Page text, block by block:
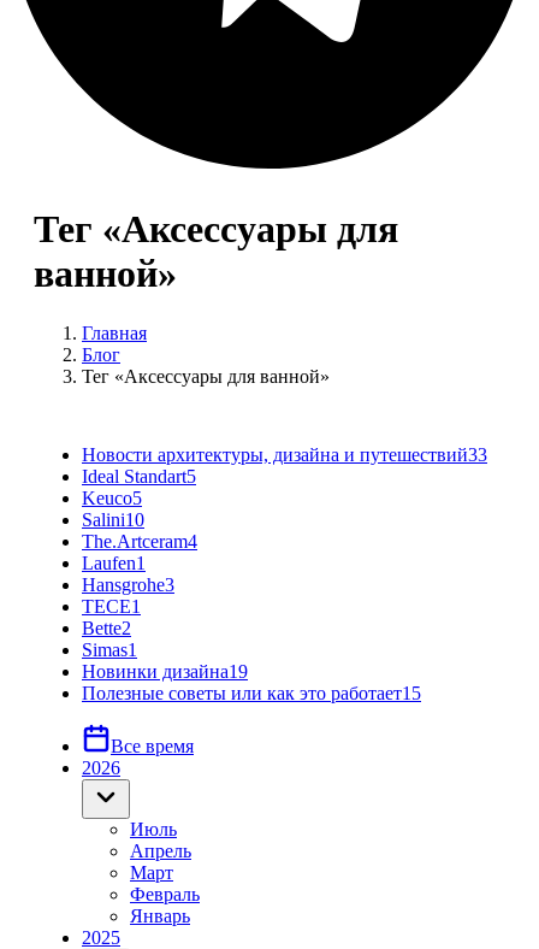
Тег «Аксессуары для
ванной»
Главная
Блог
Тег «Аксессуары для ванной»
Новости архитектуры, дизайна и путешествий33
Ideal Standart5
Keuco5
Salini10
The.Artceram4
Laufen1
Hansgrohe3
TECE1
Bette2
Simas1
Новинки дизайна19
Полезные советы или как это работает15
Все время
2026
Июль
Апрель
Март
Февраль
Январь
2025